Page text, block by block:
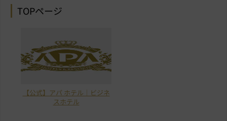
TOPページ
【公式】アパ ホテル｜ビジネ
スホテル